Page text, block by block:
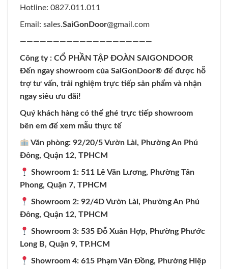
Hotline: 0827.011.011
Email: sales.SaiGonDoor@gmail.com
————————————————————
Công ty : CỔ PHẦN TẬP ĐOÀN SAIGONDOOR
Đến ngay showroom của SaiGonDoor® để được hỗ
trợ tư vấn, trải nghiệm trực tiếp sản phẩm và nhận
ngay siêu ưu đãi!
Quý khách hàng có thể ghé trực tiếp showroom
bên em để xem mẫu thực tế
Văn phòng: 92/20/5 Vườn Lài, Phường An Phú
Đông, Quận 12, TPHCM
Showroom 1: 511 Lê Văn Lương, Phường Tân
Phong, Quận 7, TPHCM
Showroom 2: 92/4D Vườn Lài, Phường An Phú
Đông, Quận 12, TPHCM
Showroom 3: 535 Đỗ Xuân Hợp, Phường Phước
Long B, Quận 9, TP.HCM
Showroom 4: 615 Phạm Văn Đồng, Phường Hiệp